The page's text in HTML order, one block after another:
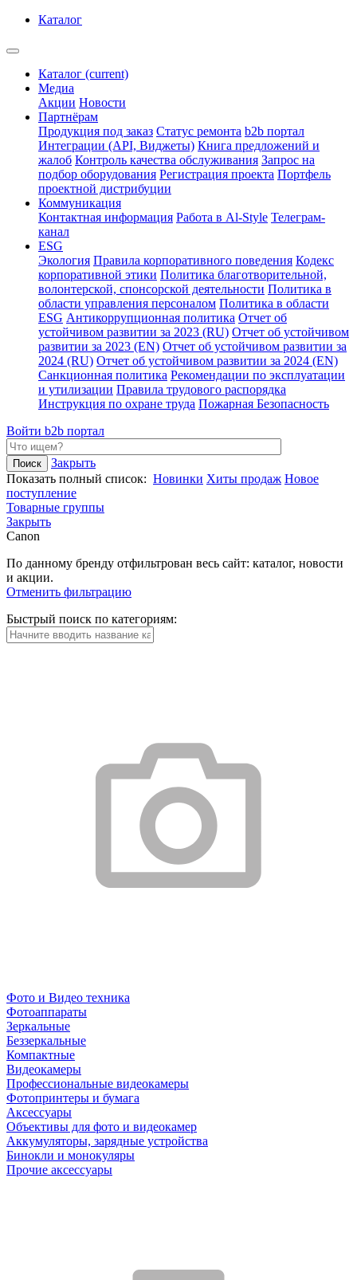
Каталог
Каталог (current)
Медиа
Акции Новости
Партнёрам
Продукция под заказ Статус ремонта b2b портал
Интеграции (API, Виджеты) Книга предложений и
жалоб Контроль качества обслуживания Запрос на
подбор оборудования Регистрация проекта Портфель
проектной дистрибуции
Коммуникация
Контактная информация Работа в Al-Style Телеграм-
канал
ESG
Экология Правила корпоративного поведения Кодекс
корпоративной этики Политика благотворительной,
волонтерской, спонсорской деятельности Политика в
области управления персоналом Политика в области
ESG Антикоррупционная политика Отчет об
устойчивом развитии за 2023 (RU) Отчет об устойчивом
развитии за 2023 (EN) Отчет об устойчивом развитии за
2024 (RU) Отчет об устойчивом развитии за 2024 (EN)
Санкционная политика Рекомендации по эксплуатации
и утилизации Правила трудового распорядка
Инструкция по охране труда Пожарная Безопасность
Войти b2b портал
Закрыть
Показать полный список: Новинки Хиты продаж Новое
поступление
Товарные группы
Закрыть
Canon
По данному бренду отфильтрован весь сайт: каталог, новости
и акции.
Отменить фильтрацию
Быстрый поиск по категориям:
Фото и Видео техника
Фотоаппараты
Зеркальные
Беззеркальные
Компактные
Видеокамеры
Профессиональные видеокамеры
Фотопринтеры и бумага
Аксессуары
Объективы для фото и видеокамер
Аккумуляторы, зарядные устройства
Бинокли и монокуляры
Прочие аксессуары